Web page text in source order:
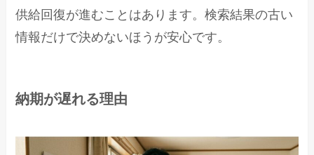
供給回復が進むことはあります。検索結果の古い
情報だけで決めないほうが安心です。
納期が遅れる理由